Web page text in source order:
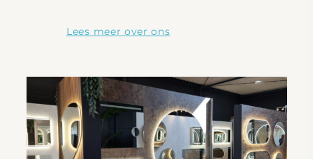
Lees meer over ons